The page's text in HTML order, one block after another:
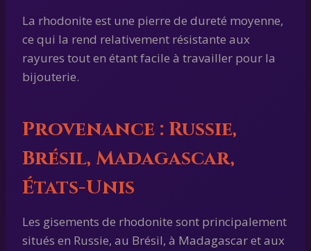
La rhodonite est une pierre de dureté moyenne,
ce qui la rend relativement résistante aux
rayures tout en étant facile à travailler pour la
bijouterie.
Provenance : Russie,
Brésil, Madagascar,
États-Unis
Les gisements de rhodonite sont principalement
situés en Russie, au Brésil, à Madagascar et aux